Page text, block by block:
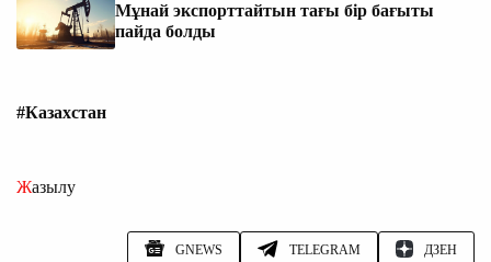
Мұнай экспорттайтын тағы бір бағыты
пайда болды
#Казахстан
Жазылу
GNEWS TELEGRAM ДЗЕН